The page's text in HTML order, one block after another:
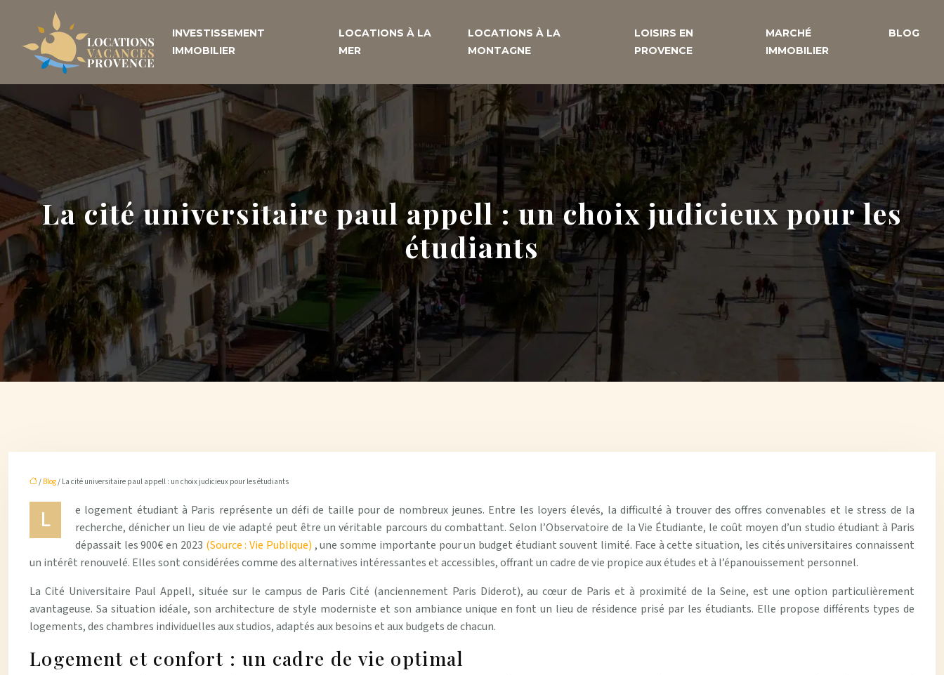
INVESTISSEMENT
IMMOBILIER
LOCATIONS À LA
MER
LOCATIONS À LA
MONTAGNE
LOISIRS EN
PROVENCE
MARCHÉ
IMMOBILIER
BLOG
La cité universitaire paul appell : un choix judicieux pour les
étudiants
/ Blog/ La cité universitaire paul appell : un choix judicieux pour les étudiants
L
e logement étudiant à Paris représente un défi de taille pour de nombreux jeunes. Entre les loyers élevés, la difficulté à trouver des offres convenables et le stress de la
recherche, dénicher un lieu de vie adapté peut être un véritable parcours du combattant. Selon l’Observatoire de la Vie Étudiante, le coût moyen d’un studio étudiant à Paris
dépassait les 900€ en 2023 (Source : Vie Publique) , une somme importante pour un budget étudiant souvent limité. Face à cette situation, les cités universitaires connaissent
un intérêt renouvelé. Elles sont considérées comme des alternatives intéressantes et accessibles, offrant un cadre de vie propice aux études et à l’épanouissement personnel.
La Cité Universitaire Paul Appell, située sur le campus de Paris Cité (anciennement Paris Diderot), au cœur de Paris et à proximité de la Seine, est une option particulièrement
avantageuse. Sa situation idéale, son architecture de style moderniste et son ambiance unique en font un lieu de résidence prisé par les étudiants. Elle propose différents types de
logements, des chambres individuelles aux studios, adaptés aux besoins et aux budgets de chacun.
Logement et confort : un cadre de vie optimal